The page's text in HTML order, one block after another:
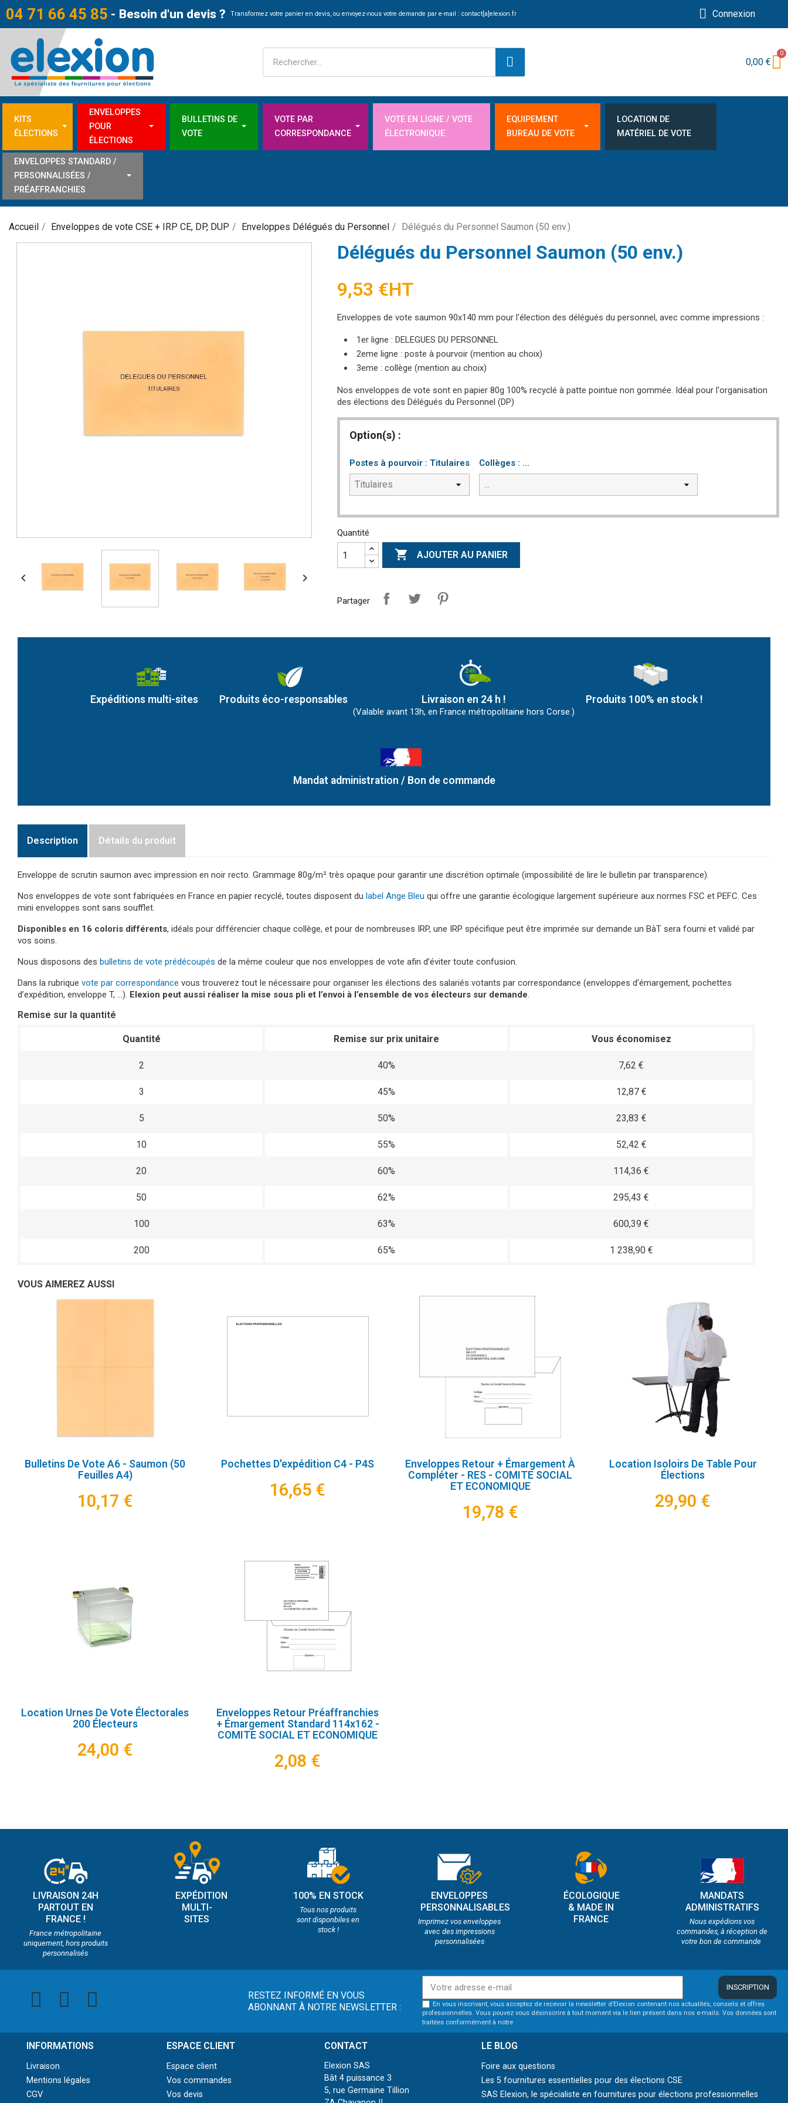
04 71 66 45 85 - Besoin d'un devis ? Transformez votre panier en devis, ou envoyez-nous votre demande par e-mail : contact[a]elexion.fr Connexion
0,00 €
KITS
ÉLECTIONS
ENVELOPPES
POUR
ÉLECTIONS
BULLETINS DE
VOTE
VOTE PAR
CORRESPONDANCE
VOTE EN LIGNE / VOTE
ÉLECTRONIQUE
EQUIPEMENT
BUREAU DE VOTE
LOCATION DE
MATÉRIEL DE VOTE
ENVELOPPES STANDARD /
PERSONNALISÉES /
PRÉAFFRANCHIES
Accueil Enveloppes de vote CSE + IRP CE, DP, DUP Enveloppes Délégués du Personnel Délégués du Personnel Saumon (50 env.)
 
Délégués du Personnel Saumon (50 env.)
9,53 €HT
Enveloppes de vote saumon 90x140 mm pour l'élection des délégués du personnel, avec comme impressions :
1er ligne : DELEGUES DU PERSONNEL
2eme ligne : poste à pourvoir (mention au choix)
3eme : collège (mention au choix)
Nos enveloppes de vote sont en papier 80g 100% recyclé à patte pointue non gommée. Idéal pour l'organisation
des élections des Délégués du Personnel (DP)
Option(s) :
Postes à pourvoir : Titulaires Collèges : ...
Quantité
 AJOUTER AU PANIER
Partager
Expéditions multi-sites Produits éco-responsables Livraison en 24 h !
(Valable avant 13h, en France métropolitaine hors Corse.)
Produits 100% en stock !
Mandat administration / Bon de commande
Description Détails du produit
Enveloppe de scrutin saumon avec impression en noir recto. Grammage 80g/m² très opaque pour garantir une discrétion optimale (impossibilité de lire le bulletin par transparence).
Nos enveloppes de vote sont fabriquées en France en papier recyclé, toutes disposent du label Ange Bleu qui offre une garantie écologique largement supérieure aux normes FSC et PEFC. Ces
mini enveloppes sont sans soufflet.
Disponibles en 16 coloris différents, idéals pour différencier chaque collège, et pour de nombreuses IRP, une IRP spécifique peut être imprimée sur demande un BàT sera fourni et validé par
vos soins.
Nous disposons des bulletins de vote prédécoupés de la même couleur que nos enveloppes de vote afin d’éviter toute confusion.
Dans la rubrique vote par correspondance vous trouverez tout le nécessaire pour organiser les élections des salariés votants par correspondance (enveloppes d’émargement, pochettes
d’expédition, enveloppe T, …). Elexion peut aussi réaliser la mise sous pli et l’envoi à l’ensemble de vos électeurs sur demande.
Remise sur la quantité
Quantité Remise sur prix unitaire Vous économisez
2 40% 7,62 €
3 45% 12,87 €
5 50% 23,83 €
10 55% 52,42 €
20 60% 114,36 €
50 62% 295,43 €
100 63% 600,39 €
200 65% 1 238,90 €
VOUS AIMEREZ AUSSI
Bulletins De Vote A6 - Saumon (50
Feuilles A4)
10,17 €
Pochettes D'expédition C4 - P4S
16,65 €
Enveloppes Retour + Émargement À
Compléter - RES - COMITE SOCIAL
ET ECONOMIQUE
19,78 €
Location Isoloirs De Table Pour
Élections
29,90 €
Location Urnes De Vote Électorales
200 Électeurs
24,00 €
Enveloppes Retour Préaffranchies
+ Émargement Standard 114x162 -
COMITE SOCIAL ET ECONOMIQUE
2,08 €
LIVRAISON 24H
PARTOUT EN
FRANCE !
France métropolitaine
uniquement, hors produits
personnalisés
EXPÉDITION
MULTI-
SITES
100% EN STOCK
Tous nos produits
sont disponbiles en
stock !
ENVELOPPES
PERSONNALISABLES
Imprimez vos enveloppes
avec des impressions
personnalisées
ÉCOLOGIQUE
& MADE IN
FRANCE
MANDATS
ADMINISTRATIFS
Nous expédions vos
commandes, à réception de
votre bon de commande
RESTEZ INFORMÉ EN VOUS
ABONNANT À NOTRE NEWSLETTER :
INSCRIPTION
En vous inscrivant, vous acceptez de recevoir la newsletter d’Elexion contenant nos actualités, conseils et offres
professionnelles. Vous pouvez vous désinscrire à tout moment via le lien présent dans nos e-mails. Vos données sont
traitées conformément à notre
.
INFORMATIONS
Livraison
Mentions légales
CGV
ESPACE CLIENT
Espace client
Vos commandes
Vos devis
CONTACT
Elexion SAS
Bât 4 puissance 3
5, rue Germaine Tillion
LE BLOG
Foire aux questions
Les 5 fournitures essentielles pour des élections CSE
SAS Elexion, le spécialiste en fournitures pour élections professionnelles